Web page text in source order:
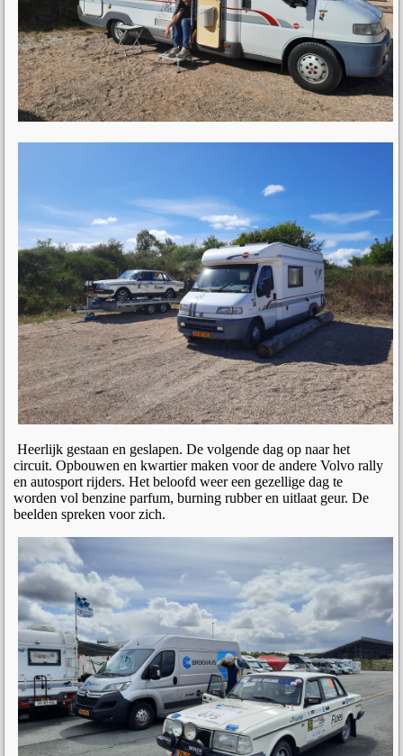
Heerlijk gestaan en geslapen. De volgende dag op naar het
circuit. Opbouwen en kwartier maken voor de andere Volvo rally
en autosport rijders. Het beloofd weer een gezellige dag te
worden vol benzine parfum, burning rubber en uitlaat geur. De
beelden spreken voor zich.